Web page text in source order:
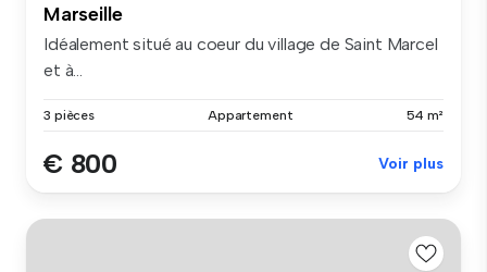
Marseille
Idéalement situé au coeur du village de Saint Marcel
et à...
3 pièces Appartement 54 m²
€ 800 Voir plus